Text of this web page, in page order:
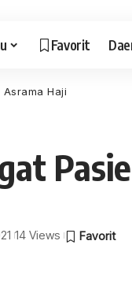
Favorit
Haji
14 Views